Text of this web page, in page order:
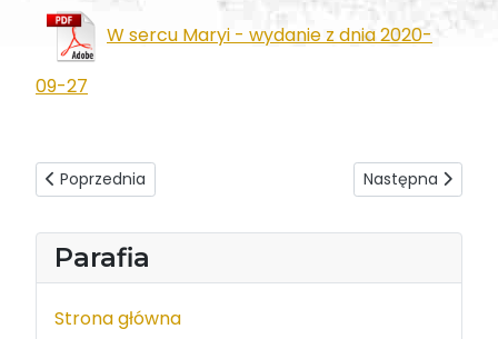
Parafia
Strona główna
W sercu Maryi - wydanie z dnia 2020-
09-27
Poprzednia strona: W sercu Maryi - wydanie z dnia 2020-
Poprzednia Następna
Następna